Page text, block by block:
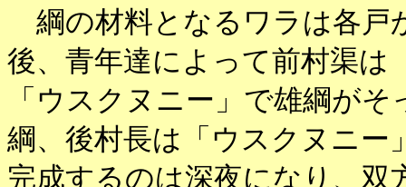
綱の材料となるワラは各戸
後、青年達によって前村渠は
「ウスクヌニー」で雄綱が
綱、後村長は「ウスクヌニー
完成するのは深夜になり、